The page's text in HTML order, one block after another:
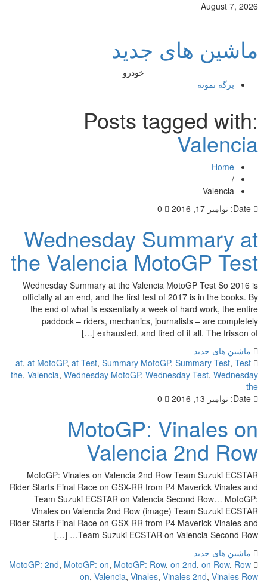
August 7, 2026
ماشین های جدید
خودرو
برگه نمونه
Posts tagged with:
Valencia
Home
/
Valencia
Date: نوامبر 17, 2016 0
Wednesday Summary at
the Valencia MotoGP Test
Wednesday Summary at the Valencia MotoGP Test So 2016 is
officially at an end, and the first test of 2017 is in the books. By
the end of what is essentially a week of hard work, the entire
paddock – riders, mechanics, journalists – are completely
exhausted, and tired of it all. The frisson of […]
ماشین های جدید
at, at MotoGP, at Test,Summary MotoGP,Summary Test,Test
the,Valencia,Wednesday MotoGP,Wednesday Test,Wednesday
the
Date: نوامبر 13, 2016 0
MotoGP: Vinales on
Valencia 2nd Row
MotoGP: Vinales on Valencia 2nd Row Team Suzuki ECSTAR
Rider Starts Final Race on GSX-RR from P4 Maverick Vinales and
Team Suzuki ECSTAR on Valencia Second Row… MotoGP:
Vinales on Valencia 2nd Row (image) Team Suzuki ECSTAR
Rider Starts Final Race on GSX-RR from P4 Maverick Vinales and
Team Suzuki ECSTAR on Valencia Second Row… […]
ماشین های جدید
MotoGP: 2nd,MotoGP: on,MotoGP: Row, on 2nd, on Row,Row
on,Valencia,Vinales,Vinales 2nd,Vinales Row